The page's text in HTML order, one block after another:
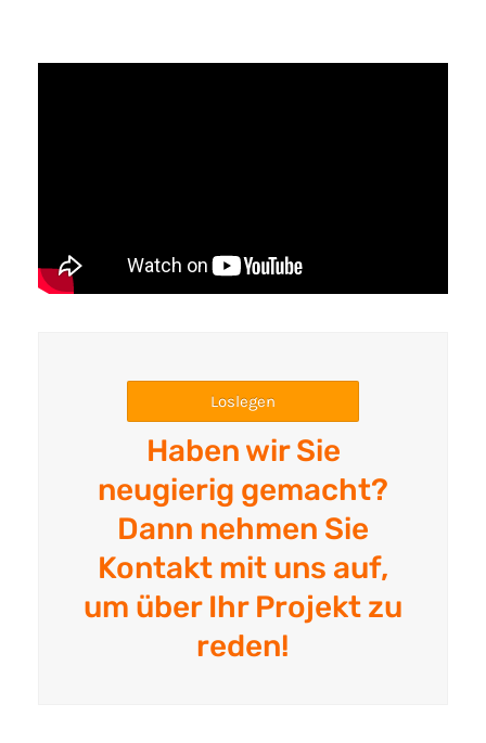
Loslegen
Haben wir Sie
neugierig gemacht?
Dann nehmen Sie
Kontakt mit uns auf,
um über Ihr Projekt zu
reden!